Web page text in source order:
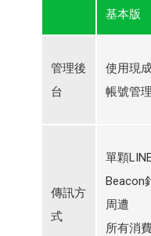
基本版
管理後
台
使用現
帳號管
傳訊方
式
單顆
Beacon
周遭
所有消